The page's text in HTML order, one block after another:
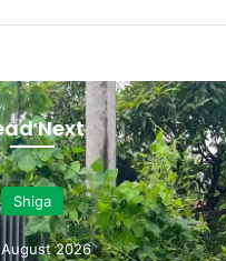
Next
Shiga
2026